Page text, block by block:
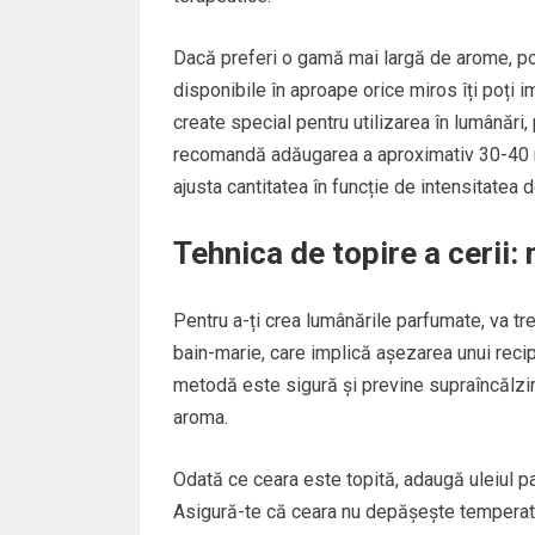
Dacă preferi o gamă mai largă de arome,
disponibile în aproape orice miros îți poți
create special pentru utilizarea în
recomandă adăugarea a aproximativ 30-
ajusta cantitatea în funcție de intensitatea
Tehnica de topire a cerii:
Pentru a-ți crea lumânările parfumate, va
bain-marie, care implică așezarea unui
metodă este sigură și previne
aroma.
Odată ce ceara este topită, adaugă uleiul
Asigură-te că ceara nu depășește